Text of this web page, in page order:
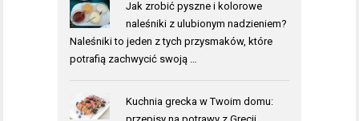
Jak zrobić pyszne i kolorowe
naleśniki z ulubionym nadzieniem?
Naleśniki to jeden z tych przysmaków, które
potrafią zachwycić swoją …
Kuchnia grecka w Twoim domu: